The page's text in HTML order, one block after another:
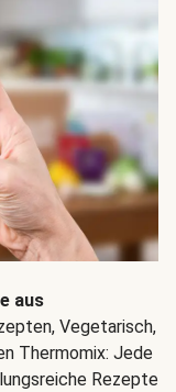
aus
Vegetarisch,
Thermomix: Jede
Rezepte